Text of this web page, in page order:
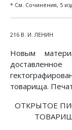
* См. Сочинения, 5
216 В. И. ЛЕНИН
Новым
товарища.
ОТКРЫТОЕ